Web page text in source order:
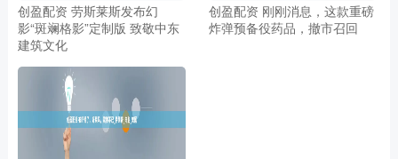
创盈配资 劳斯莱斯发布幻
影“斑斓格影”定制版 致敬中东
建筑文化
创盈配资 刚刚消息，这款重磅
炸弹预备役药品，撤市召回